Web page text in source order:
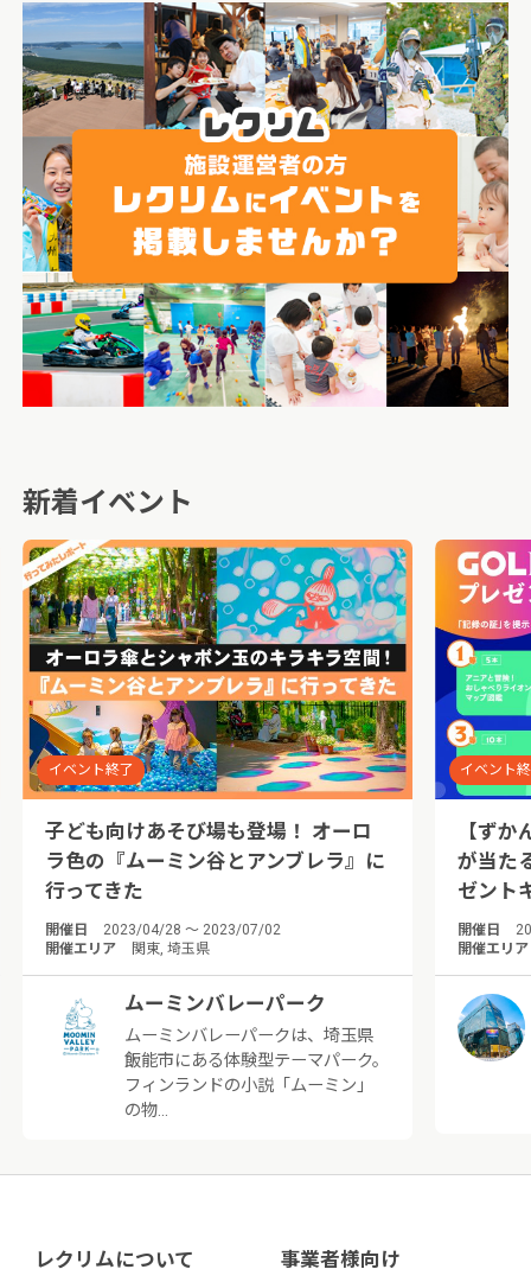
新着イベント
イベント終了
子ども向けあそび場も登場！ オーロ
ラ色の『ムーミン谷とアンブレラ』に
行ってきた
開催日
2023/04/28 ～ 2023/07/02
開催エリア
関東, 埼玉県
ムーミンバレーパーク
ムーミンバレーパークは、埼玉県
飯能市にある体験型テーマパーク。
フィンランドの小説「ムーミン」
の物…
イベント
【ず
が当た
ゼント
開催日
開催エリア
レクリムについて 事業者様向け